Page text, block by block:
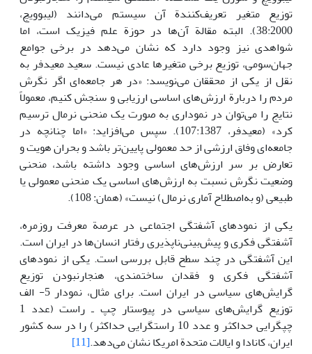
توزیع متغیر تعریف‌کنندة آن سیستم می‌دانند (لیبوویچ،
38:2000). البته مقالة آن‌ها در حوزة علم فیزیک است، اما
شواهدی نیز وجود دارد که نشان می‌دهد در برخی جوامع
جهان‌سومی، توزیع برخی متغیرها عادی نیست. سعید معیدفر به
نقل از یکی از محققان می‌نویسد: «در هر جامعه‌ای اگر نگرش
مردم را دربارة ارزش‌های اساسی ارزیابی و سنجش کنیم، معمولاً
نتایج را می‌توان در نموداری به صورت یک منحنی نرمال ترسیم
کرد» (معیدفر، 107:1387). سپس می‌افزاید: «اما چنانچه در
جامعه‌ای وفاق ارزشی از حد معمولی پایین‌تر باشد و بحران هویت و
تعارض بر سر ارزش‌های اساسی وجود داشته باشد، منحنی
وضعیت نگرش نسبت به ارزش‌های اساسی یک منحنی معمولی یا
طبیعی (و به‌اصطلاح آماری نرمال) نیست» (همان: 108).
یکی از نمودهای آشفتگی اجتماعی در عرصة معرفت روزمره،
آشفتگی فکری و پیش‌بینی‌ناپذیری رفتار انسان‌ها در ایران است.
این آشفتگی در چند سطح قابل بررسی است. یکی از نمودهای
آشفتگی فکری و فقدان ساختمندی، هنجارنبودن توزیع
گرایش‌های سیاسی در ایران است. برای مثال، نمودار 5- الف
توزیع گرایش‌های سیاسی در پیوستار چپ ـ راست (عدد 1
چپگرایی حداکثر و عدد 10 راستگرایی حداکثر) را در سه کشور
ایران، کانادا و ایالات متحدة امریکا نشان می‌دهد.[11]